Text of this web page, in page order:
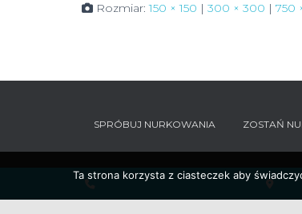
Rozmiar:150 × 150 | 300 × 300 | 750
SPRÓBUJ NURKOWANIA ZOSTAŃ
Phone
Number
Maps
Ta strona korzysta z ciasteczek aby